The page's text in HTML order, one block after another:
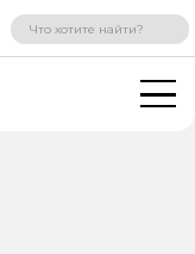
ВХОД РЕГИСТРАЦИЯ